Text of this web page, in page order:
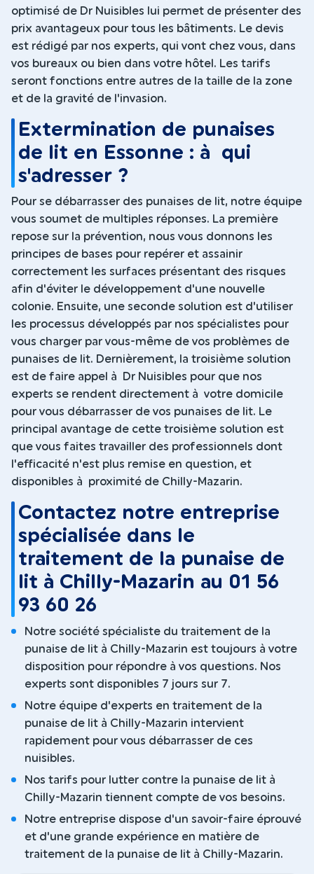
optimisé de Dr Nuisibles lui permet de présenter des
prix avantageux pour tous les bâtiments. Le devis
est rédigé par nos experts, qui vont chez vous, dans
vos bureaux ou bien dans votre hôtel. Les tarifs
seront fonctions entre autres de la taille de la zone
et de la gravité de l'invasion.
Extermination de punaises
de lit en Essonne : à qui
s'adresser ?
Pour se débarrasser des punaises de lit, notre équipe
vous soumet de multiples réponses. La première
repose sur la prévention, nous vous donnons les
principes de bases pour repérer et assainir
correctement les surfaces présentant des risques
afin d'éviter le développement d'une nouvelle
colonie. Ensuite, une seconde solution est d'utiliser
les processus développés par nos spécialistes pour
vous charger par vous-même de vos problèmes de
punaises de lit. Dernièrement, la troisième solution
est de faire appel à Dr Nuisibles pour que nos
experts se rendent directement à votre domicile
pour vous débarrasser de vos punaises de lit. Le
principal avantage de cette troisième solution est
que vous faites travailler des professionnels dont
l'efficacité n'est plus remise en question, et
disponibles à proximité de Chilly-Mazarin.
Contactez notre entreprise
spécialisée dans le
traitement de la punaise de
lit à Chilly-Mazarin au 01 56
93 60 26
Notre société spécialiste du traitement de la
punaise de lit à Chilly-Mazarin est toujours à votre
disposition pour répondre à vos questions. Nos
experts sont disponibles 7 jours sur 7.
Notre équipe d'experts en traitement de la
punaise de lit à Chilly-Mazarin intervient
rapidement pour vous débarrasser de ces
nuisibles.
Nos tarifs pour lutter contre la punaise de lit à
Chilly-Mazarin tiennent compte de vos besoins.
Notre entreprise dispose d'un savoir-faire éprouvé
et d'une grande expérience en matière de
traitement de la punaise de lit à Chilly-Mazarin.